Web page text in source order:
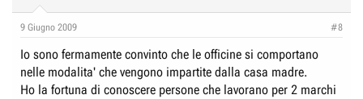
9 Giugno 2009 #8
Io sono fermamente convinto che le officine si comportano
nelle modalita' che vengono impartite dalla casa madre.
Ho la fortuna di conoscere persone che lavorano per 2 marchi